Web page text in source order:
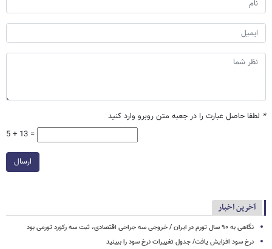
* لطفا حاصل عبارت را در جعبه متن روبرو وارد کنید
5 + 13 =
ارسال
آخرین اخبار
نگاهی به ۹۰ سال تورم در ایران / خروجی سه جراحی اقتصادی، ثبت سه رکورد تورمی بود
نرخ سود افزایش یافت/ جدول تغییرات نرخ سود را ببینید